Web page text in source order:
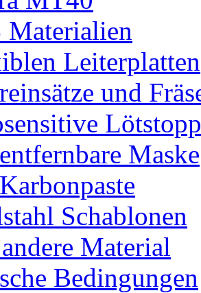
Materialien
Leiterplatten
und
Maske
Schablonen
Material
Bedingungen